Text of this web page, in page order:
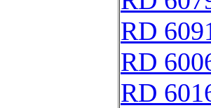
RD
RD
RD